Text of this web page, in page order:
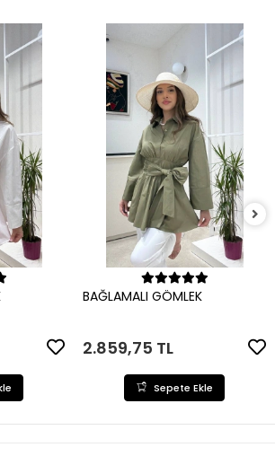
Sepete Ekle
BAĞLAMALI GÖMLEK
2.859,75 TL
Sepete Ekle